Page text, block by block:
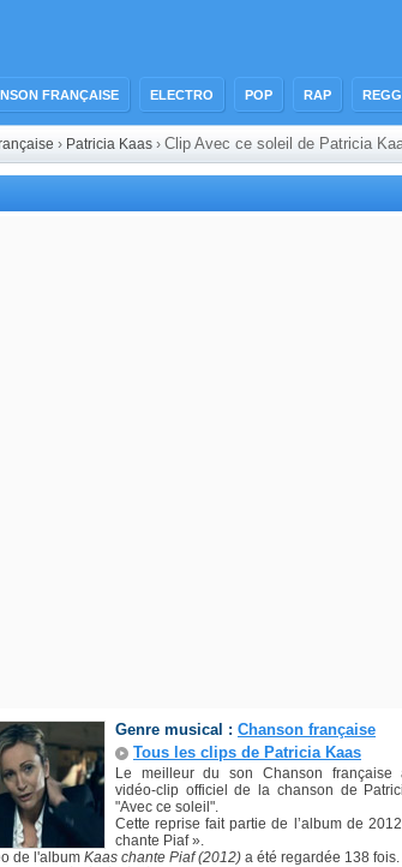
FRANÇAISE ELECTRO POP RAP
› Patricia Kaas › Clip Avec ce soleil de Patricia
Genre musical : Chanson française
Tous les clips de Patricia Kaas
Le meilleur du son Chanson française
vidéo-clip officiel de la chanson de
"Avec ce soleil".
Cette reprise fait partie de l’album de
chante Piaf ».
de l'album Kaas chante Piaf (2012) a été regardée 138 fois.